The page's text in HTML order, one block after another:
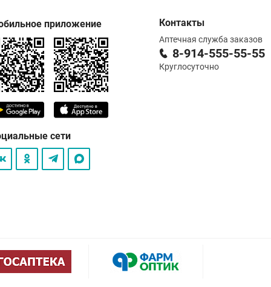
приложение
сети
Контакты
Аптечная служба заказов
8-914-555-55-55
Круглосуточно